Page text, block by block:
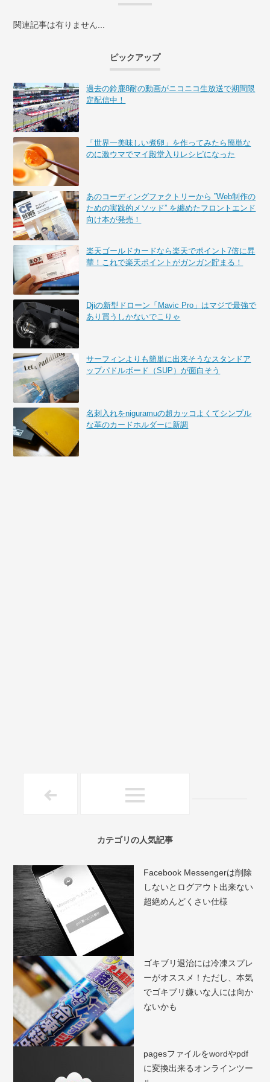
関連記事は有りません...
ピックアップ
過去の鈴鹿8耐の動画がニコニコ生放送で期間限
定配信中！
「世界一美味しい煮卵」を作ってみたら簡単な
のに激ウマでマイ殿堂入りレシピになった
あのコーディングファクトリーから ”Web制作の
ための実践的メソッド” を纏めたフロントエンド
向け本が発売！
楽天ゴールドカードなら楽天でポイント7倍に昇
華！これで楽天ポイントがガンガン貯まる！
Djiの新型ドローン「Mavic Pro」はマジで最強で
あり買うしかないでこりゃ
サーフィンよりも簡単に出来そうなスタンドア
ップパドルボード（SUP）が面白そう
名刺入れをniguramuの超カッコよくてシンプル
な革のカードホルダーに新調
カテゴリの人気記事
Facebook Messengerは削除
しないとログアウト出来ない
超絶めんどくさい仕様
ゴキブリ退治には冷凍スプレ
ーがオススメ！ただし、本気
でゴキブリ嫌いな人には向か
ないかも
pagesファイルをwordやpdf
に変換出来るオンラインツー